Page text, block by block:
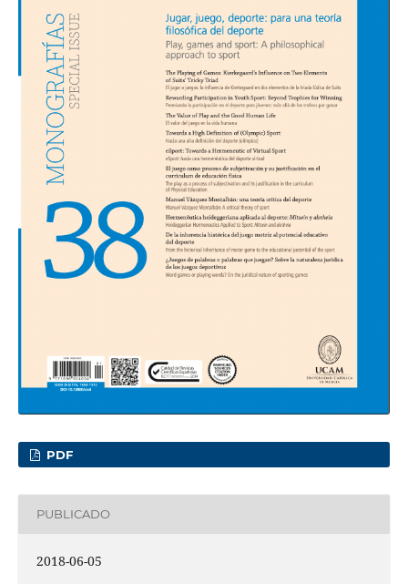
PDF
PUBLICADO
2018-06-05